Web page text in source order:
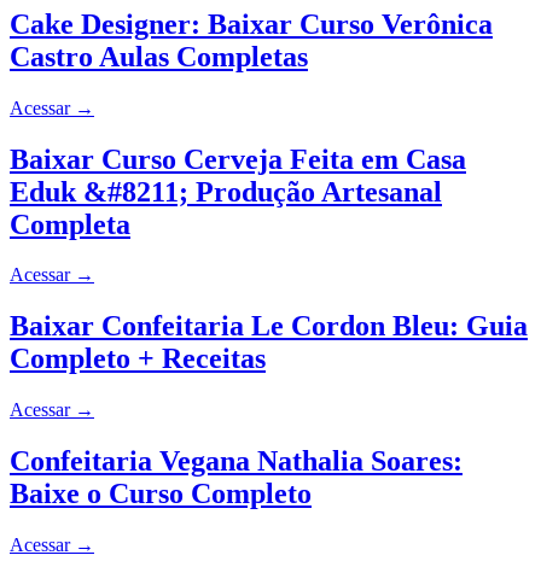
Cake Designer: Baixar Curso Verônica
Castro Aulas Completas
Acessar →
Baixar Curso Cerveja Feita em Casa
Eduk &#8211; Produção Artesanal
Completa
Acessar →
Baixar Confeitaria Le Cordon Bleu: Guia
Completo + Receitas
Acessar →
Confeitaria Vegana Nathalia Soares:
Baixe o Curso Completo
Acessar →